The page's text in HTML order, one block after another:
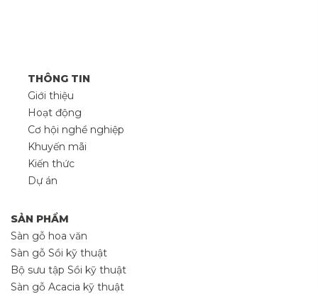
THÔNG TIN
Giới thiệu
Hoạt động
Cơ hội nghề nghiệp
Khuyến mãi
Kiến thức
Dự án
SẢN PHẨM
Sàn gỗ hoa văn
Sàn gỗ Sồi kỹ thuật
Bộ sưu tập Sồi kỹ thuật
Sàn gỗ Acacia kỹ thuật